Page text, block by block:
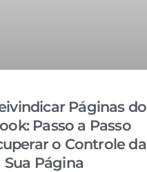
Páginas do
Passo a Passo
o Controle da
Sua Página